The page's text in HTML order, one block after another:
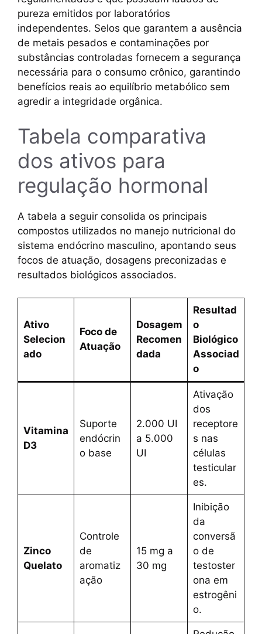
pureza emitidos por laboratórios
independentes. Selos que garantem a ausência
de metais pesados e contaminações por
substâncias controladas fornecem a segurança
necessária para o consumo crônico, garantindo
benefícios reais ao equilíbrio metabólico sem
agredir a integridade orgânica.
Tabela comparativa
dos ativos para
regulação hormonal
A tabela a seguir consolida os principais
compostos utilizados no manejo nutricional do
sistema endócrino masculino, apontando seus
focos de atuação, dosagens preconizadas e
resultados biológicos associados.
Ativo
Selecion
ado
Foco de
Atuação
Dosagem
Recomen
dada
Resultad
o
Biológico
Associad
o
Vitamina
D3
Suporte
endócrin
o base
2.000 UI
a 5.000
UI
Ativação
dos
receptore
s nas
células
testicular
es.
Zinco
Quelato
Controle
de
aromatiz
ação
15 mg a
30 mg
Inibição
da
conversã
o de
testoster
ona em
estrogêni
o.